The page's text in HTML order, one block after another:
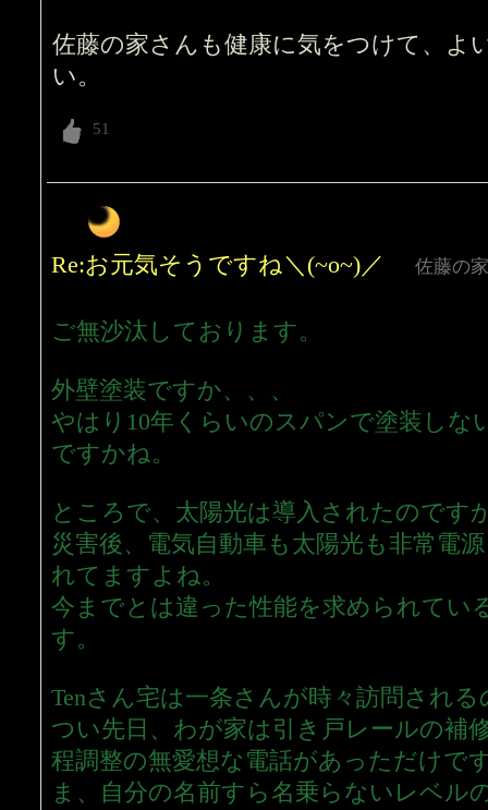
佐藤の家さんも健康に気をつけて、よ
い。
Re:お元気そうですね＼(~o~)／ 佐藤の
ご無沙汰しております。
外壁塗装ですか、、、
やはり10年くらいのスパンで塗装しな
ですかね。
ところで、太陽光は導入されたのです
災害後、電気自動車も太陽光も非常電
れてますよね。
今までとは違った性能を求められてい
す。
Tenさん宅は一条さんが時々訪問され
つい先日、わが家は引き戸レールの補
程調整の無愛想な電話があっただけで
ま、自分の名前すら名乗らないレベル